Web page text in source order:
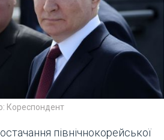
Кореспондент
північнокорейської